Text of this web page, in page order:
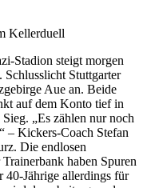
Kellerduell
Stadion steigt morgen
Stuttgarter
Aue an. Beide
auf dem Konto tief in
„Es zählen nur noch
– Kickers-Coach Stefan
Die endlosen
haben Spuren
40-Jährige allerdings für